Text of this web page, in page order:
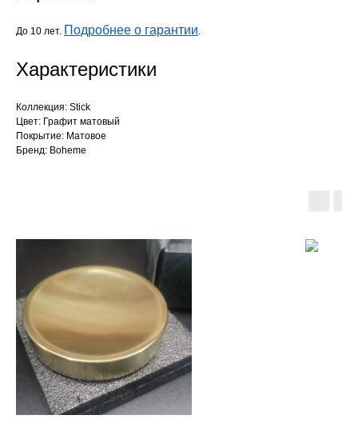
До 10 лет. Подробнее о гарантии.
Характеристики
Коллекция: Stick
Цвет: Графит матовый
Покрытие: Матовое
Бренд: Boheme